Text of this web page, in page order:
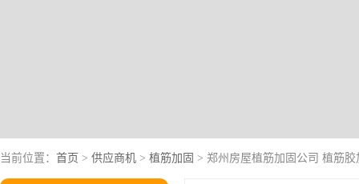
当前位置： 首页 > 供应商机 > 植筋加固 > 郑州房屋植筋加固公司 植筋胶